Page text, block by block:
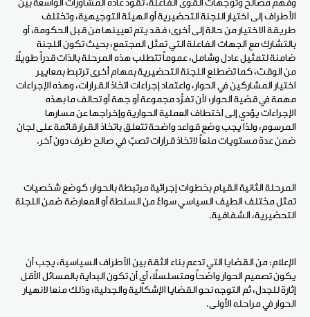
وفهم مصالح وتوجهات القوى الفاعلة، تقود عادة المشاورات الواسعة بين
الأطراف إلى اختيار اللجنة التحضيرية أو الهيئة التوجيهية، وتختلف
طريقة الاختيار من حالة إلى أخرى؛ فقد يتم تعيينها من قبل الحكومة، أو
بالتشارك مع الجهات الفاعلة التي تمثل المجتمع، بحيث تكون اللجنة
ضامنة لتمثيل عادل وشامل، عموماً تتطلب هذه المرحلة بالذات قدراً طويلاً
من الوقت، كما تضطلع اللجنة التحضيرية بمهام أخرى ترتبط بمعايير
اختيار المشاركين في الحوار، واعتماد إجراءات اتخاذ القرارات، وهذه الإجراءات
مهمة في قضية الحوار؛ لأن تفرُّد مجموعة أو جهة أو تحالف ما بهذه
الإجراءات يؤدي إلى اختطاف العملية الحوارية وإخراجها عن مسارها
المرسوم، ولذا يجب وضع قواعد واضحة تتعلق باتخاذ القرار قائمة على لجان
ضمن عدة مستويات منعاً لاتخاذ قرارات تصبّ في صالح طرف دون آخر.
المرحلة الثانية القيام بخطوات إجرائية مرتبطة بالحوار: كوضع شخصيات
تمثل مختلف الطيف السياسي سواءٌ من السلطة أو المعارضة ضمن اللجنة
التحضيرية، الشفافية.
الإعلام: من القضايا التي تدعم بناء الثقة بين الأطراف السياسية، يجب أن
يكون تصميم الحوار واضحاً ومتسلسلاً، أي أن تكون البداية بالمسائل الأقل
إثارة للجدل، ثم التوجه نحو القضايا الإشكالية والجدلية؛ وذلك منعا لانهيار
الحوار في مراحله الأولى.